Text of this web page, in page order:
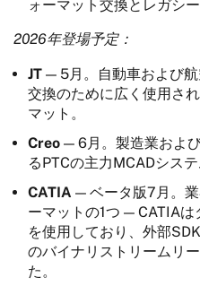
ォーマット交換とレガシ
2026年登場予定：
JT — 5月。自動車および
交換のために広く使用さ
マット。
Creo — 6月。製造業およ
るPTCの主力MCADシステ
CATIA — ベータ版7月。
ーマットの1つ — CATIA
を使用しており、外部
のバイナリストリームリ
た。